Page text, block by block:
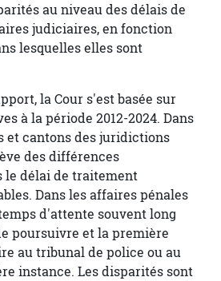
au niveau des délais de
judiciaires, en fonction
lesquelles elles sont
la Cour s'est basée sur
à la période 2012-2024. Dans
et cantons des juridictions
des différences
le délai de traitement
Dans les affaires pénales
d'attente souvent long
poursuivre et la première
au tribunal de police ou au
instance. Les disparités sont